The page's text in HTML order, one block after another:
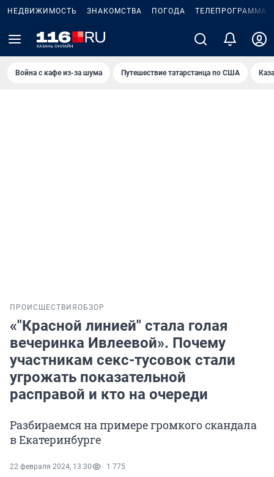
НЕДВИЖИМОСТЬ ЗНАКОМСТВА ПОГОДА ТЕЛЕПРОГРАММА
Война с кафе из-за шума Путешествие татарстанца по США
ПРОИСШЕСТВИЯ ОБЗОР
«"Красной линией" стала голая
вечеринка Ивлеевой». Почему
участникам секс-тусовок стали
угрожать показательной
расправой и кто на очереди
Разбираемся на примере громкого скандала
в Екатеринбурге
22 февраля 2024, 13:30 1 775